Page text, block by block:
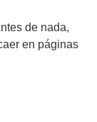
de nada,
en páginas